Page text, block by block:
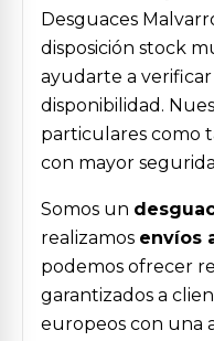
Desguaces
disposición stock
ayudarte a
disponibilidad.
particulares como
con mayor
Somos un
realizamos envíos
podemos ofrecer
garantizados a
europeos con una